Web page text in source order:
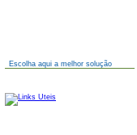
Escolha aqui a melhor solução